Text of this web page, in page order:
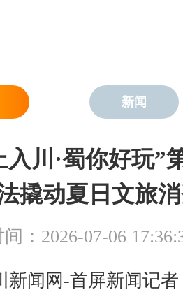
新闻
入川·蜀你好玩”
撬动夏日文旅
：2026-07-06
新闻网-首屏新闻记